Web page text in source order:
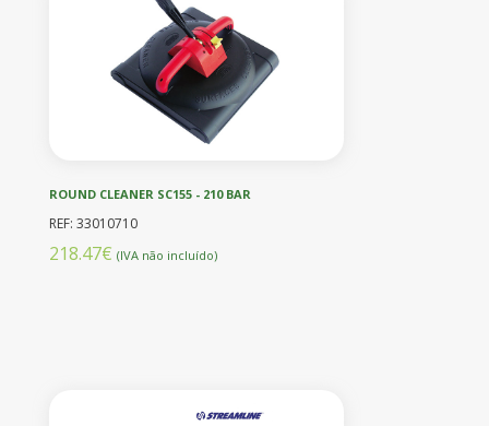
ROUND CLEANER SC155 - 210 BAR
REF: 33010710
218.47€ (IVA não incluído)